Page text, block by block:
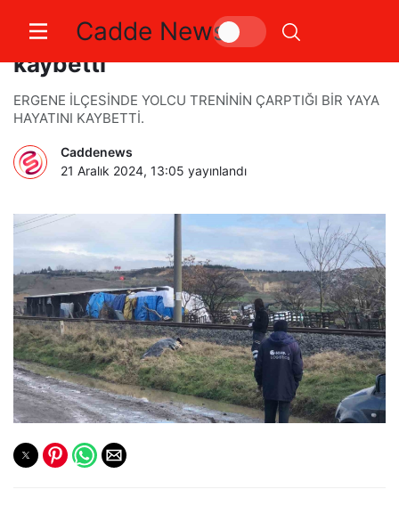
Cadde News
Trenin çarptığı yaya hayatını
kaybetti
ERGENE İLÇESİNDE YOLCU TRENİNİN ÇARPTIĞI BİR YAYA
HAYATINI KAYBETTİ.
Caddenews
21 Aralık 2024, 13:05 yayınlandı